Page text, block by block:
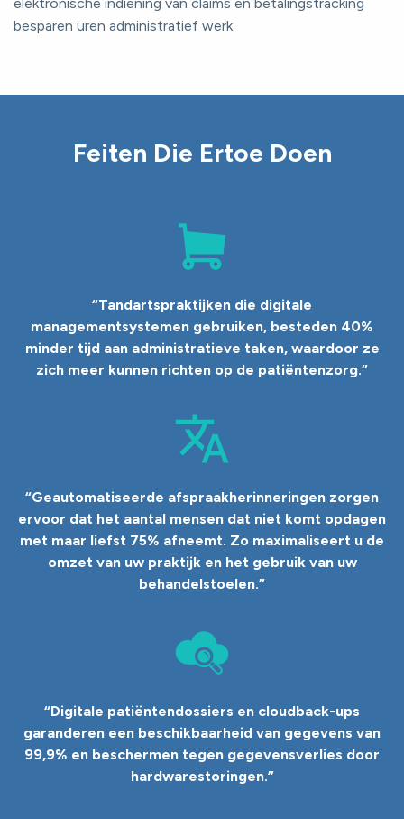
besparen uren administratief werk.
Feiten Die Ertoe Doen
“Tandartspraktijken die digitale
managementsystemen gebruiken, besteden 40%
minder tijd aan administratieve taken, waardoor ze
zich meer kunnen richten op de patiëntenzorg.”
“Geautomatiseerde afspraakherinneringen zorgen
ervoor dat het aantal mensen dat niet komt opdagen
met maar liefst 75% afneemt. Zo maximaliseert u de
omzet van uw praktijk en het gebruik van uw
behandelstoelen.”
“Digitale patiëntendossiers en cloudback-ups
garanderen een beschikbaarheid van gegevens van
99,9% en beschermen tegen gegevensverlies door
hardwarestoringen.”